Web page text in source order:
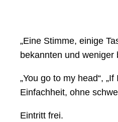
„Eine Stimme, einige
bekannten und weniger
„You go to my head“,
Einfachheit, ohne
Eintritt frei.